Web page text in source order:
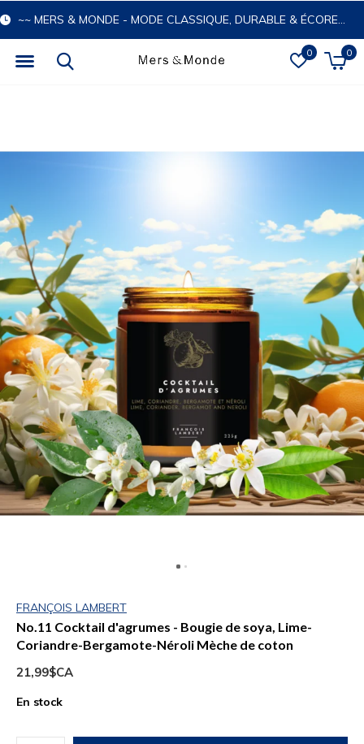
0 0
~~ MERS & MONDE - MODE CLASSIQUE, DURABLE & ÉCORESPONSABLE
FRANÇOIS LAMBERT
No.11 Cocktail d'agrumes - Bougie de soya, Lime-
Coriandre-Bergamote-Néroli Mèche de coton
21,99$CA
En stock